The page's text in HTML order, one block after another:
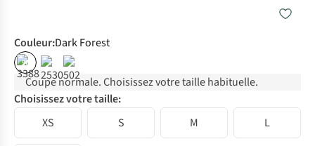
Couleur:Dark Forest
%
Coupe normale. Choisissez votre taille habituelle.
Choisissez votre taille:
XS
S M L